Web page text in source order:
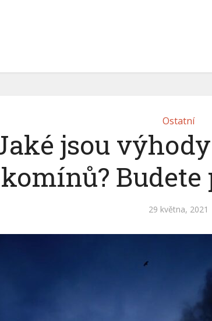
Ostatní
jsou
komínů?
29 května, 2021